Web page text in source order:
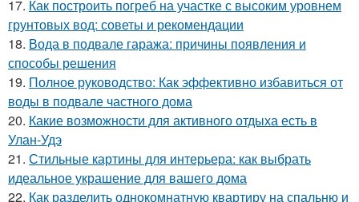
17. Как построить погреб на участке с высоким уровнем
грунтовых вод: советы и рекомендации
18. Вода в подвале гаража: причины появления и
способы решения
19. Полное руководство: Как эффективно избавиться от
воды в подвале частного дома
20. Какие возможности для активного отдыха есть в
Улан-Удэ
21. Стильные картины для интерьера: как выбрать
идеальное украшение для вашего дома
22. Как разделить однокомнатную квартиру на спальню и